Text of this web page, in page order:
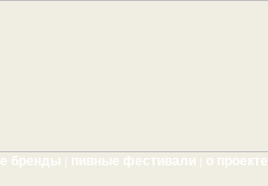
бренды пивные фестивали о проекте